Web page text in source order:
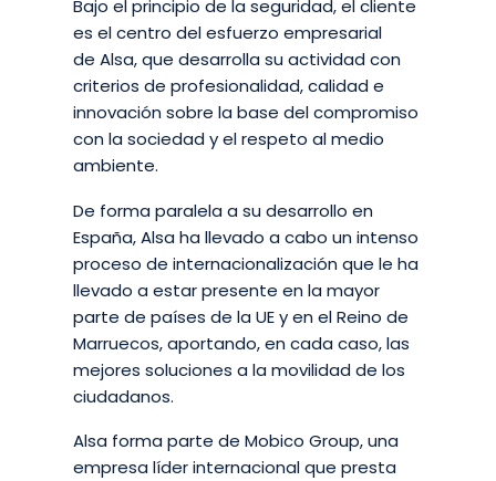
Bajo el principio de la seguridad, el cliente
es el centro del esfuerzo empresarial
de Alsa, que desarrolla su actividad con
criterios de profesionalidad, calidad e
innovación sobre la base del compromiso
con la sociedad y el respeto al medio
ambiente.
De forma paralela a su desarrollo en
España, Alsa ha llevado a cabo un intenso
proceso de internacionalización que le ha
llevado a estar presente en la mayor
parte de países de la UE y en el Reino de
Marruecos, aportando, en cada caso, las
mejores soluciones a la movilidad de los
ciudadanos.
Alsa forma parte de Mobico Group, una
empresa líder internacional que presta